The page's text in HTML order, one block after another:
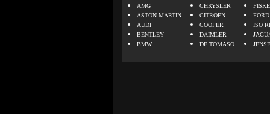
AMG
ASTON MARTIN
AUDI
BENTLEY
BMW
CHRYSLER
CITROEN
COOPER
DAIMLER
DE TOMASO
FORD
ISO